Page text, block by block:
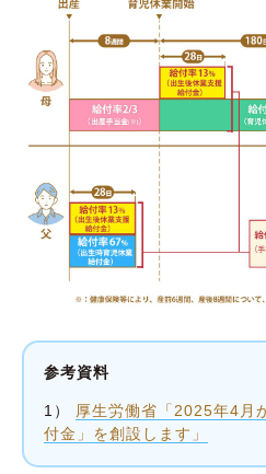
参考資料
1）
厚生労働省「2025年4月
付金」を創設します」